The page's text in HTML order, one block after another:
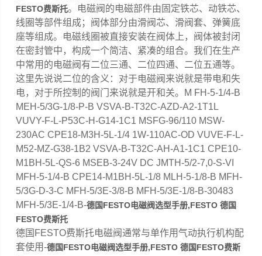
FESTO费斯托。电磁阀的电磁部件由固定铁芯、动铁芯、
线圈等部件组成；阀体部分由滑阀芯、滑阀套、弹簧底
座等组成。电磁线圈被直接安装在阀体上，阀体被封闭
在密封管中，构成一个简洁、紧凑的组合。我们在生产
中常用的电磁阀有二位三通、二位四通、二位五通等。
这里先说说二位的含义：对于电磁阀来说就是带电和失
电，对于所控制的阀门来说就是开和关。M FH-5-1/4-B
MEH-5/3G-1/8-P-B VSVA-B-T32C-AZD-A2-1T1L
VUVY-F-L-P53C-H-G14-1C1 MSFG-96/110 MSW-
230AC CPE18-M3H-5L-1/4 1W-110AC-OD VUVE-F-L-
M52-MZ-G38-1B2 VSVA-B-T32C-AH-A1-1C1 CPE10-
M1BH-5L-QS-6 MSEB-3-24V DC JMTH-5/2-7,0-S-VI
MFH-5-1/4-B CPE14-M1BH-5L-1/8 MLH-5-1/8-B MFH-
5/3G-D-3-C MFH-5/3E-3/8-B MFH-5/3E-1/8-B-30483
MFH-5/3E-1/4-B-德国FESTO电磁阀选型手册,FESTO 德国
FESTO费斯托
德国FESTO费斯托电磁阀通常与单作用气动执行机构配
套使用-德国FESTO电磁阀选型手册,FESTO 德国FESTO费斯